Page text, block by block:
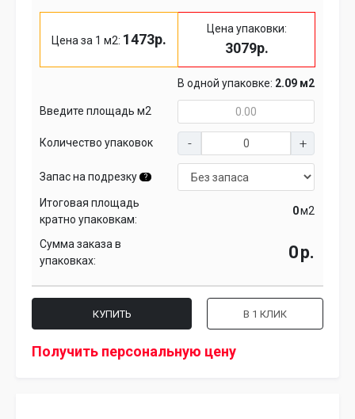
Цена за 1 м2: 1473р.
Цена упаковки:
3079р.
В одной упаковке: 2.09 м2
Введите площадь м2
Количество упаковок
Запас на подрезку ?
Итоговая площадь
кратно упаковкам:
м2
Сумма заказа в
упаковках:
р.
КУПИТЬ В 1 КЛИК
Получить персональную цену